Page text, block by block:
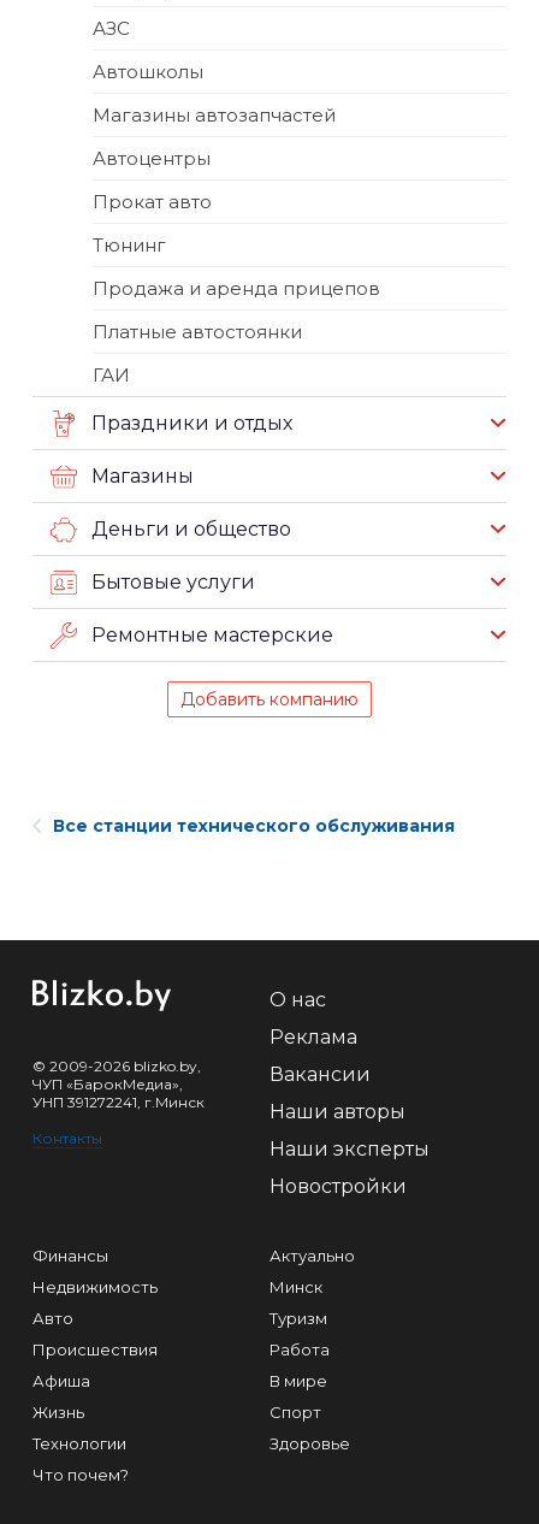
АЗС
Автошколы
Магазины автозапчастей
Автоцентры
Прокат авто
Тюнинг
Продажа и аренда прицепов
Платные автостоянки
ГАИ
Праздники и отдых
Магазины
Деньги и общество
Бытовые услуги
Ремонтные мастерские
Добавить компанию
Все станции технического обслуживания
© 2009-2026 blizko.by,
ЧУП «БарокМедиа»,
УНП 391272241, г.Минск
Контакты
О нас
Реклама
Вакансии
Наши авторы
Наши эксперты
Новостройки
Финансы
Недвижимость
Авто
Происшествия
Афиша
Жизнь
Технологии
Что почем?
Актуально
Минск
Туризм
Работа
В мире
Спорт
Здоровье